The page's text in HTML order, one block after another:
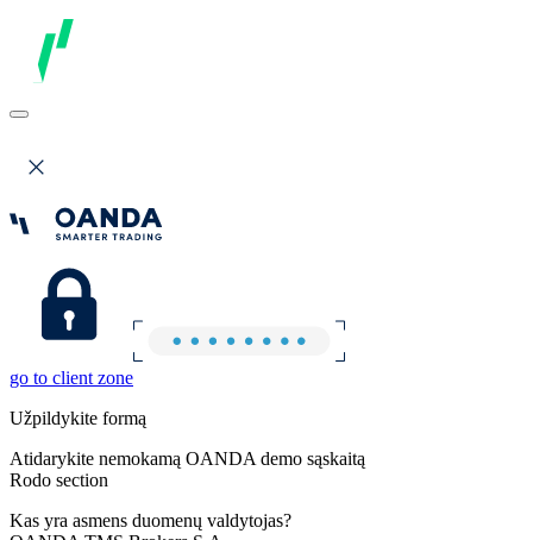
go to client zone
Užpildykite formą
Atidarykite nemokamą OANDA demo sąskaitą
Rodo section
Kas yra asmens duomenų valdytojas?